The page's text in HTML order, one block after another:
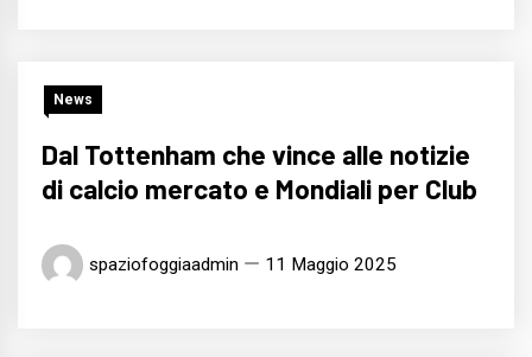
News
Dal Tottenham che vince alle notizie
di calcio mercato e Mondiali per Club
spaziofoggiaadmin 11 Maggio 2025